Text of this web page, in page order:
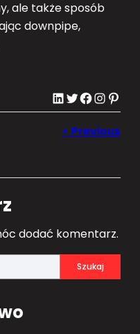
ale także sposób
downpipe,
LinkedIn Twitter Facebook Instagram Pinterest
dodać komentarz.
Szukaj